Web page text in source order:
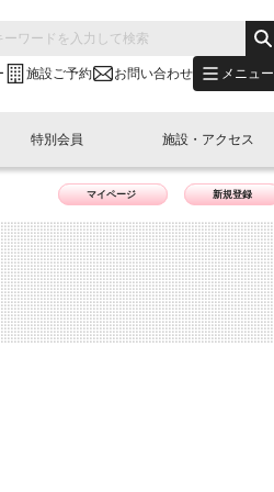
施設ご予約 お問い合わせ メニュー
別会員開催
展・参加
"LINK-BioBAY TOKYO"？
(News Letter)
コラム
ュース・事業紹介
ベント
LINK-J WEST
容
本橋エリアについて
特別会員
し込み
施設・アクセス
予約
マイページ 新規登録